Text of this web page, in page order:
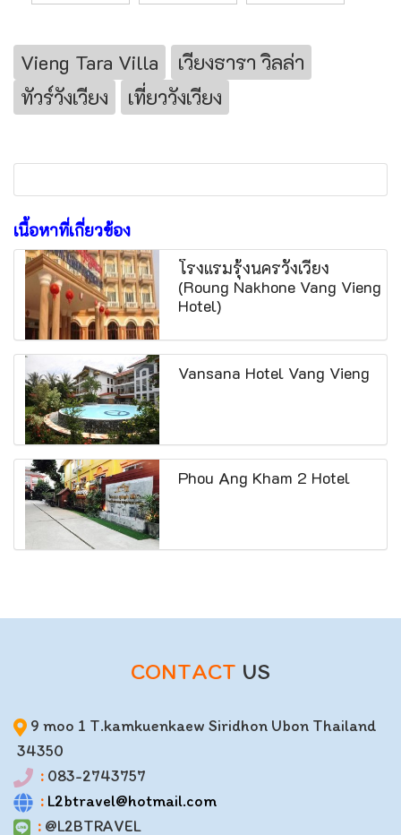
Vieng Tara Villa
เวียงธารา วิลล่า
ทัวร์วังเวียง
เที่ยววังเวียง
เนื้อหาที่เกี่ยวข้อง
โรงแรมรุ้งนครวังเวียง
(Roung Nakhone Vang Vieng
Hotel)
Vansana Hotel Vang Vieng
Phou Ang Kham 2 Hotel
CONTACT US
9 moo 1 T.kamkuenkaew Siridhon Ubon Thailand
34350
: 083-2743757
: L2btravel@hotmail.com
: @L2BTRAVEL